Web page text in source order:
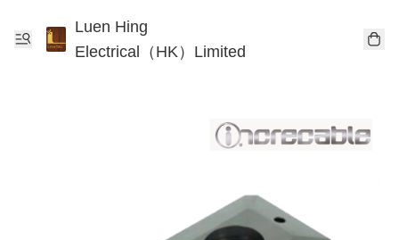
Luen Hing
Electrical（HK）Limited